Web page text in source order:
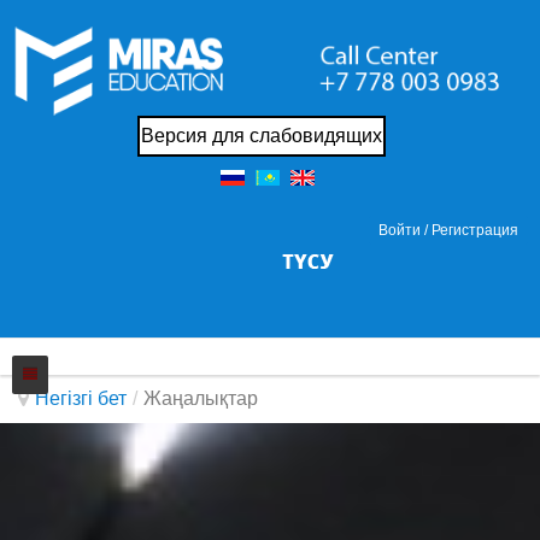
Версия для слабовидящих
Войти / Регистрация
Жаңалықтар
Негізгі бет / Жаңалықтар